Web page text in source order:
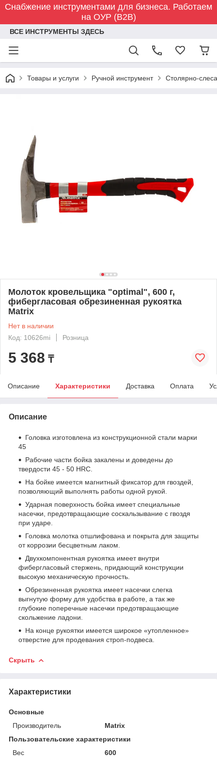
Снабжение инструментами для бизнеса. Работаем
на ОУР (B2B)
ВСЕ ИНСТРУМЕНТЫ ЗДЕСЬ
Товары и услуги Ручной инструмент Столярно-
Молоток кровельщика "optimal", 600 г,
фибергласовая обрезиненная рукоятка
Matrix
Нет в наличии
Код: 10626mi
Розница
5 368 ₸
Описание Характеристики Доставка Оплата
Описание
Головка изготовлена из конструкционной стали марки
45
Рабочие части бойка закалены и доведены до
твердости 45 - 50 HRС.
На бойке имеется магнитный фиксатор для гвоздей,
позволяющий выполнять работы одной рукой.
Ударная поверхность бойка имеет специальные
насечки, предотвращающие соскальзывание с гвоздя
при ударе.
Головка молотка отшлифована и покрыта для защиты
от коррозии бесцветным лаком.
Двухкомпонентная рукоятка имеет внутри
фибергласовый стержень, придающий конструкции
высокую механическую прочность.
Обрезиненная рукоятка имеет насечки слегка
выгнутую форму для удобства в работе, а так же
глубокие поперечные насечки предотвращающие
скольжение ладони.
На конце рукоятки имеется широкое «утопленное»
отверстие для продевания строп-подвеса.
Скрыть
Характеристики
Основные
Производитель
Matrix
Пользовательские характеристики
Вес
600